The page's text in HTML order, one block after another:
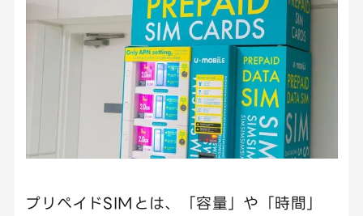
プリペイドSIMとは、「容量」や「時間」